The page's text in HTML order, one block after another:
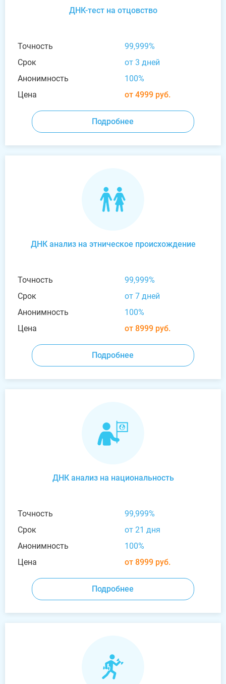
ДНК-тест на отцовство
Точность
99,999%
Срок
от 3 дней
Анонимность
100%
Цена
от 4999 руб.
Подробнее
ДНК анализ на этническое происхождение
Точность
99,999%
Срок
от 7 дней
Анонимность
100%
Цена
от 8999 руб.
Подробнее
ДНК анализ на национальность
Точность
99,999%
Срок
от 21 дня
Анонимность
100%
Цена
от 8999 руб.
Подробнее